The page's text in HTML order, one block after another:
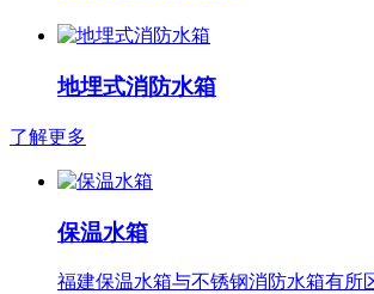
地埋式消防水箱
了解更多
保温水箱
福建保温水箱与不锈钢消防水箱有所